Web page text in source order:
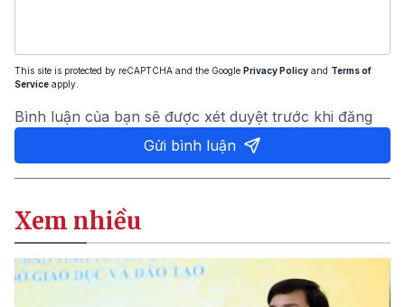
This site is protected by reCAPTCHA and the Google Privacy Policy and Terms of
Service apply.
Bình luận của bạn sẽ được xét duyệt trước khi đăng
Gửi bình luận
Xem nhiều